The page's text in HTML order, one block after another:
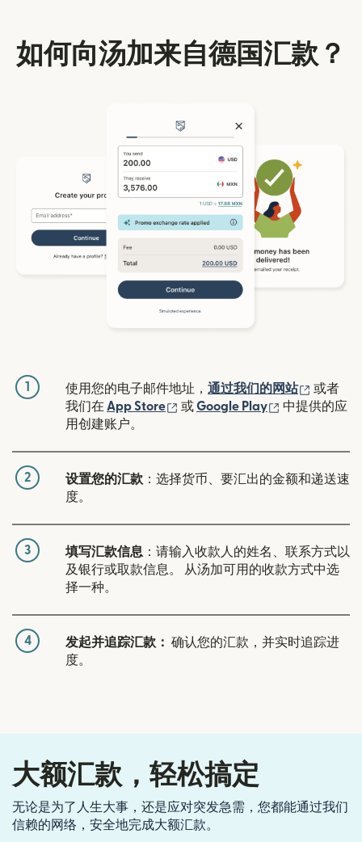
如何向汤加来自德国汇款？
1 使用您的电子邮件地址， 通过我们的网站 （在新
或者
我们在 App Store （在新窗口中打开）
或Google Play （在新窗口中
中提供的应
用创建账户。
2 设置您的汇款 ：选择货币、要汇出的金额和递送速
度。
3 填写汇款信息 ：请输入收款人的姓名、联系方式以
及银行或取款信息。 从汤加可用的收款方式中选
择一种。
4 发起并追踪汇款： 确认您的汇款，并实时追踪进
度。
大额汇款，轻松搞定
无论是为了人生大事，还是应对突发急需，您都能通过我们
信赖的网络，安全地完成大额汇款。